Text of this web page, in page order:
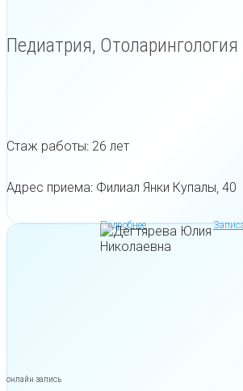
Педиатрия, Отоларингология
Стаж работы: 26 лет
Адрес приема: Филиал Янки Купалы, 40
Подробнее
онлайн запись